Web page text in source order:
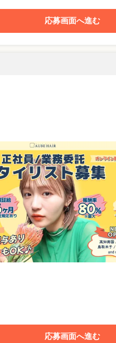
応募画面へ進む
応募画面へ進む